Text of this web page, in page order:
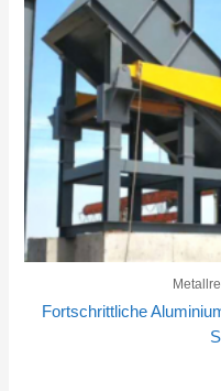
Fortschrittliche